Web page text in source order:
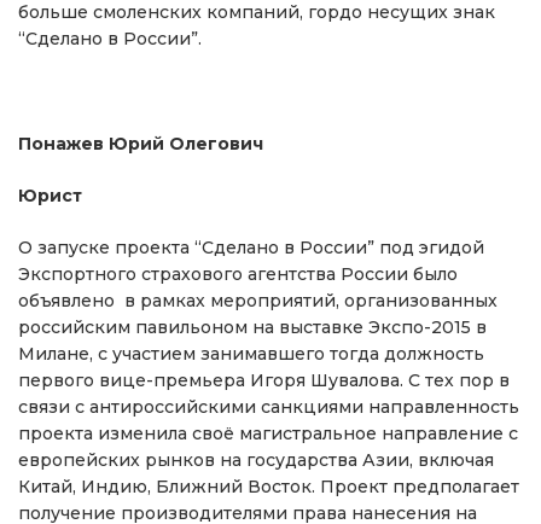
больше смоленских компаний, гордо несущих знак
“Сделано в России”.
Понажев Юрий Олегович
Юрист
О запуске проекта “Сделано в России” под эгидой
Экспортного страхового агентства России было
объявлено в рамках мероприятий, организованных
российским павильоном на выставке Экспо-2015 в
Милане, с участием занимавшего тогда должность
первого вице-премьера Игоря Шувалова. С тех пор в
связи с антироссийскими санкциями направленность
проекта изменила своё магистральное направление с
европейских рынков на государства Азии, включая
Китай, Индию, Ближний Восток. Проект предполагает
получение производителями права нанесения на